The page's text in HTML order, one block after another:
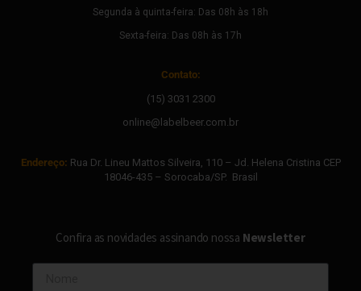
Segunda à quinta-feira: Das 08h às 18h
Sexta-feira: Das 08h às 17h
Contato:
(15) 3031 2300
online@labelbeer.com.br
Endereço: Rua Dr. Lineu Mattos Silveira, 110 – Jd. Helena Cristina CEP
18046-435 – Sorocaba/SP. Brasil
Confira as novidades assinando nossa Newsletter